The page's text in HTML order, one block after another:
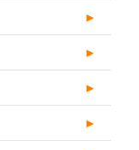
►
►
►
►